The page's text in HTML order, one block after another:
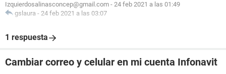
Izquierdosalinasconcep@gmail.com - 24 feb 2021 a las 01:49
gslaura - 24 feb 2021 a las 03:07
1 respuesta
Cambiar correo y celular en mi cuenta Infonavit